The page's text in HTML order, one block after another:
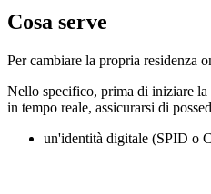
Cosa serve
Per cambiare la propria residenza
Nello specifico, prima di iniziare la
in tempo reale, assicurarsi di
un'identità digitale (SPID o